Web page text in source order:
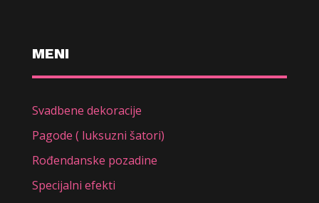
MENI
Svadbene dekoracije
Pagode ( luksuzni šatori)
Rođendanske pozadine
Specijalni efekti